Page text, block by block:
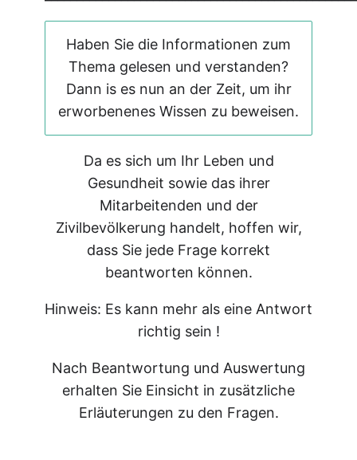
Haben Sie die Informationen zum
Thema gelesen und verstanden?
Dann is es nun an der Zeit, um ihr
erworbenenes Wissen zu beweisen.
Da es sich um Ihr Leben und
Gesundheit sowie das ihrer
Mitarbeitenden und der
Zivilbevölkerung handelt, hoffen wir,
dass Sie jede Frage korrekt
beantworten können.
Hinweis: Es kann mehr als eine Antwort
richtig sein !
Nach Beantwortung und Auswertung
erhalten Sie Einsicht in zusätzliche
Erläuterungen zu den Fragen.